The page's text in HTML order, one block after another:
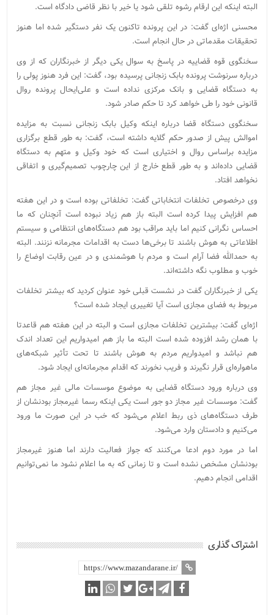
البته اینکه این ارقام رشوه تلقی شود یا خیر با نظر قاضی دادگاه است.
محسنی اژه‌ای گفت: در این پرونده تاکنون یک نفر دستگیر شده اما هنوز
تحقیقات مقدماتی در حال انجام است.
سخنگوی قوه قضاییه در پاسخ به سوال یکی دیگر از خبرنگاران که از وی
درباره سرنوشت پرونده بابک زنجانی پرسیده بود، گفت: این فرد هنوز پولی را
به دستگاه قضایی و بانک مرکزی نداده است و علی‌ایحال پرونده روال
قانونی خود را طی خواهد کرد تا حکم صادر شود.
سخنگوی دستگاه قضا درباره اینکه وکیل بابک زنجانی نسبت به مزایده
اموالش پیش از صدور حکم گلایه داشته است، گفت: به طور قطع برگزاری
مزایده براساس روال و اختیاری است که خود وکیل و متهم به دستگاه
قضایی داده‌اند و به طور قطع خارج از این چارچوب تصمیم‌گیری و اتفاقی
نخواهد افتاد.
وی درخصوص تخلفات انتخاباتی گفت: تخلفاتی بوده است و در این هفته
هم افزایش پیدا کرده است البته باز هم زیاد نبوده است آنچنان که ما
احساس نگرانی کنیم اما باید مراقب بود هم دستگاه‌های انتظامی و سیستم
اطلاعاتی به هوش باشند تا برخی‌ها دست به اقدامات مجرمانه نزنند. البته
به حمدالله فضا آرام است و مردم با هوشمندی و در عین رقابت اوضاع را
خوب و مطلوب نگه داشته‌اند.
یکی از خبرنگاران گفت در نشست قبلی خود عنوان کردید که بیشتر تخلفات
مربوط به فضای مجازی است آیا تغییری ایجاد شده است؟
اژه‌ای گفت: بیشترین تخلفات مجازی است و البته در این هفته هم قاعدتا
با همان رشد افزوده شده است البته ما باز هم امیدواریم این تعداد اندک
هم نباشد و امیدواریم مردم به هوش باشند تا تحت تأثیر شبکه‌های
ماهواره‌ای قرار نگیرند و فریب نخورند که اقدام مجرمانه‌ای ایجاد شود.
وی درباره ورود دستگاه قضایی به موضوع موسسات مالی غیر مجاز هم
گفت: موسسات غیر مجاز دو جور است یکی اینکه رسما غیرمجاز بودنشان از
طرف دستگاه‌های ذی ربط اعلام می‌شود که خب در این صورت ما ورود
می‌کنیم و دادستان وارد می‌شود.
اما در مورد دوم ادعا می‌کنند که جواز فعالیت دارند اما هنوز غیرمجاز
بودنشان مشخص نشده است و تا زمانی که به ما اعلام نشود ما نمی‌توانیم
اقدامی انجام دهیم.
اشتراک گذاری